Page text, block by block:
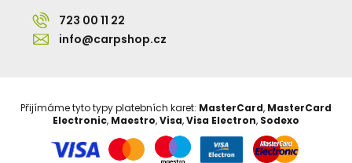
723 00 11 22
info@carpshop.cz
Přijímáme tyto typy platebních karet: MasterCard, MasterCard
Electronic, Maestro,Visa,Visa Electron, Sodexo